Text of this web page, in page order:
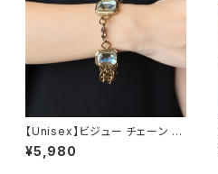
【Unisex】ビジュー チェーン ブ
レスレット / 古着 アクセサリー
N0737
¥5,980